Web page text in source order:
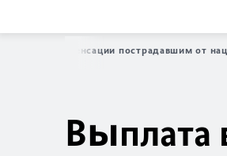
Компенсации пострадавшим от
Выплата